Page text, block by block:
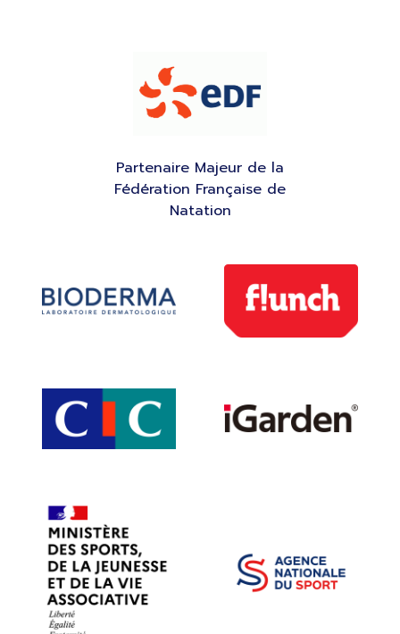
Partenaire Majeur de la
Fédération Française de
Natation